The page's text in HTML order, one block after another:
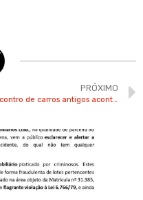
PRÓXIMO
Encontro de carros antigos acontece neste domingo no CACC em Valinhos